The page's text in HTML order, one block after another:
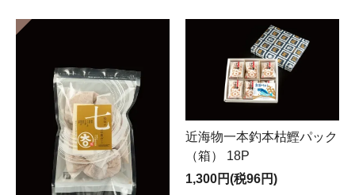
近海物一本釣本枯鰹パック
（箱） 18P
1,300円(税96円)